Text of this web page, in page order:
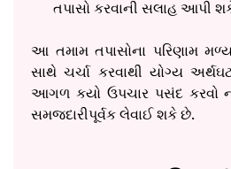
તપાસો કરવાની સલાહ આપી
આ તમામ તપાસોના પરિણામ
સાથે ચર્ચા કરવાથી યોગ્ય
આગળ કયો ઉપચાર પસંદ કરવો
સમજદારીપૂર્વક લેવાઈ શકે છે.